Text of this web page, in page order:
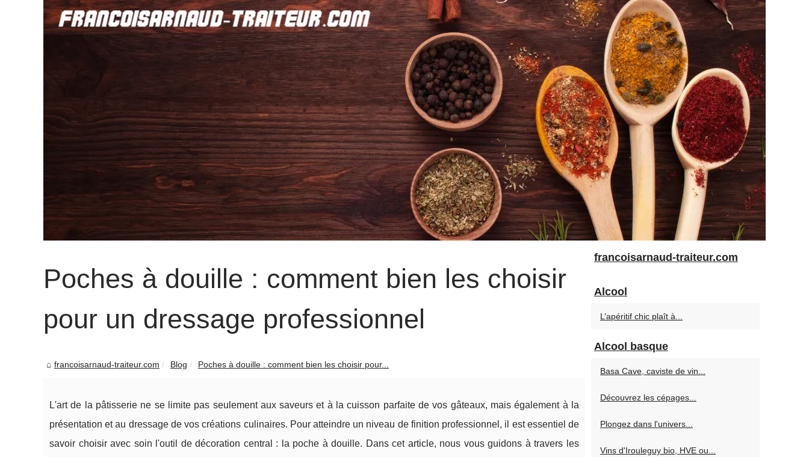
Poches à douille : comment bien les choisir
pour un dressage professionnel
francoisarnaud-traiteur.com Blog Poches à douille : comment bien les choisir pour...
L'art de la pâtisserie ne se limite pas seulement aux saveurs et à la cuisson parfaite de vos gâteaux, mais également à la
présentation et au dressage de vos créations culinaires. Pour atteindre un niveau de finition professionnel, il est essentiel de
savoir choisir avec soin l'outil de décoration central : la poche à douille. Dans cet article, nous vous guidons à travers les
francoisarnaud-traiteur.com
Alcool
L’apéritif chic plaît à...
Alcool basque
Basa Cave, caviste de vin...
Découvrez les cépages...
Plongez dans l'univers...
Vins d'Irouleguy bio, HVE ou...